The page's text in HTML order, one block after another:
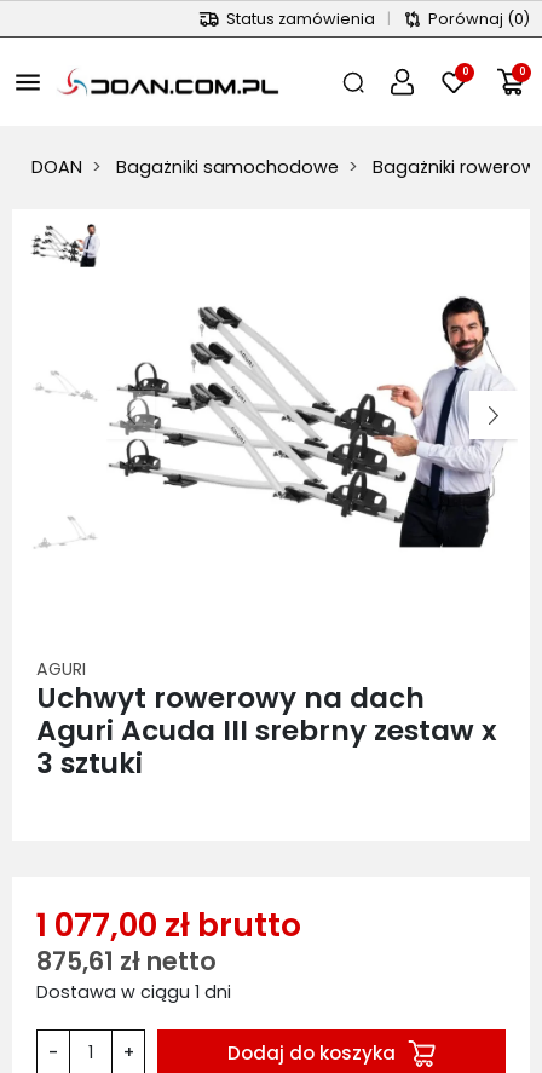
Status zamówienia | Porównaj (0)
menu 0 0
DOAN Bagażniki samochodowe Bagażniki
AGURI
Uchwyt rowerowy na dach
Aguri Acuda III srebrny zestaw x
3 sztuki
1 077,00 zł brutto
875,61 zł netto
Dostawa w ciągu 1 dni
- + Dodaj do koszyka